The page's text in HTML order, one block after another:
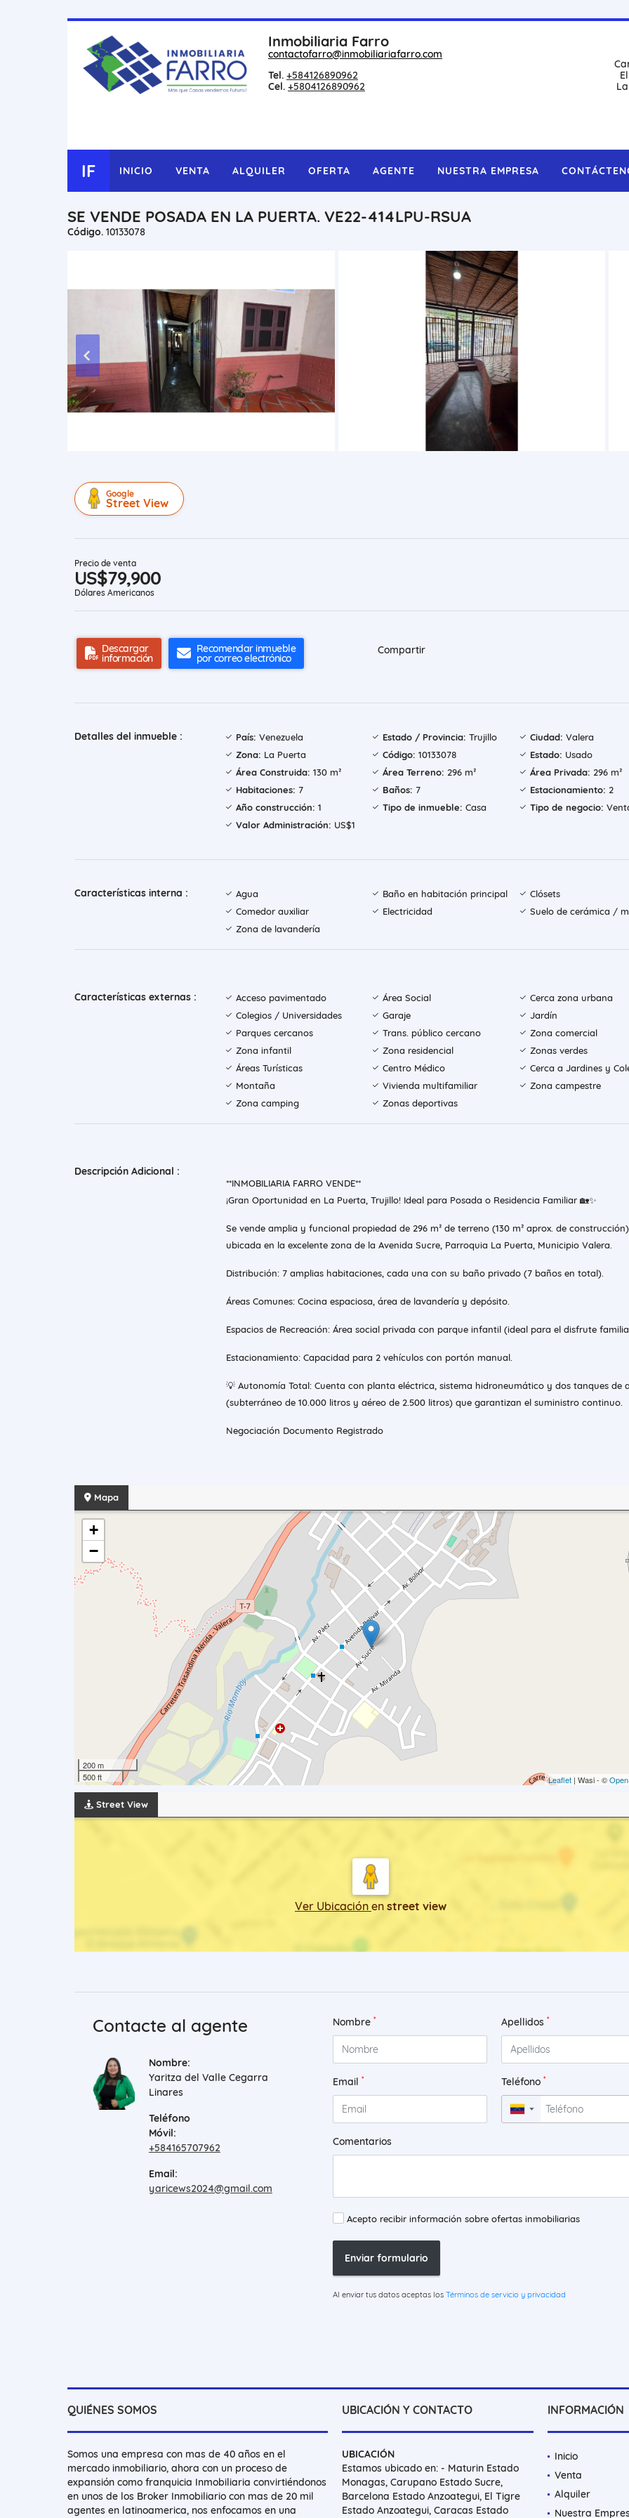
Inmobiliaria Farro
contactofarro@inmobiliariafarro.com
Tel. +584126890962
Cel. +5804126890962
IF INICIO VENTA ALQUILER OFERTA AGENTE NUESTRA EMPRESA
SE VENDE POSADA EN LA PUERTA. VE22-414LPU-RSUA
Código. 10133078
Google
Street View
Precio de venta
US$79,900
Dólares Americanos
Descargar
información
Recomendar inmueble
por correo electrónico
Compartir
Detalles del inmueble : País: Venezuela Estado / Provincia: Trujillo Ciudad: Valera
Zona: La Puerta Código: 10133078 Estado: Usado
Área Construida: 130 m² Área Terreno: 296 m² Área Privada: 296 m²
Habitaciones: 7 Baños: 7 Estacionamiento: 2
Año construcción: 1 Tipo de inmueble: Casa Tipo de negocio:
Valor Administración: US$1
Características interna : Agua Baño en habitación principal
Clósets
Comedor auxiliar
Electricidad
Suelo de cerámica /
Zona de lavandería
Características externas : Acceso pavimentado Área Social
Cerca zona urbana
Colegios / Universidades
Garaje
Jardín
Parques cercanos
Trans. público cercano
Zona comercial
Zona infantil
Zona residencial
Zonas verdes
Áreas Turísticas
Centro Médico
Cerca a Jardines y
Montaña
Vivienda multifamiliar
Zona campestre
Zona camping
Zonas deportivas
Descripción Adicional :
**INMOBILIARIA FARRO VENDE**
¡Gran Oportunidad en La Puerta, Trujillo! Ideal para Posada o Residencia Familiar 🏡✨
Se vende amplia y funcional propiedad de 296 m² de terreno (130 m² aprox. de
ubicada en la excelente zona de la Avenida Sucre, Parroquia La Puerta, Municipio Valera.
Distribución: 7 amplias habitaciones, cada una con su baño privado (7 baños en total).
Áreas Comunes: Cocina espaciosa, área de lavandería y depósito.
Espacios de Recreación: Área social privada con parque infantil (ideal para el disfrute
Estacionamiento: Capacidad para 2 vehículos con portón manual.
💡 Autonomía Total: Cuenta con planta eléctrica, sistema hidroneumático y dos tanques de
(subterráneo de 10.000 litros y aéreo de 2.500 litros) que garantizan el suministro continuo.
Negociación Documento Registrado
Mapa
+
−
200 m
500 ft
Leaflet | Wasi - ©
Street View
Ver Ubicación en street view
Contacte al agente
Nombre:
Yaritza del Valle Cegarra
Linares
Teléfono
Móvil:
+584165707962
Email:
yaricews2024@gmail.com
Nombre * Apellidos *
Email * Teléfono *
▼
Comentarios
Acepto recibir información sobre ofertas inmobiliarias
Enviar formulario
Al enviar tus datos aceptas los Términos de servicio y privacidad
QUIÉNES SOMOS
Somos una empresa con mas de 40 años en el
mercado inmobiliario, ahora con un proceso de
expansión como franquicia Inmobiliaria convirtiéndonos
en unos de los Broker Inmobiliario con mas de 20 mil
agentes en latinoamerica, nos enfocamos en una
UBICACIÓN Y CONTACTO
UBICACIÓN
Estamos ubicado en: - Maturin Estado
Monagas, Carupano Estado Sucre,
Barcelona Estado Anzoategui, El Tigre
Estado Anzoategui, Caracas Estado
INFORMACIÓN
Inicio
Venta
Alquiler
Nuestra